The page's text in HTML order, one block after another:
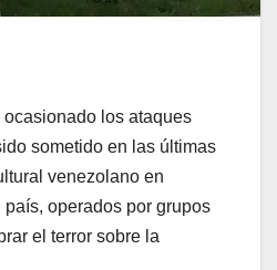
los ataques
sometido en las últimas
venezolano en
operados por grupos
el terror sobre la